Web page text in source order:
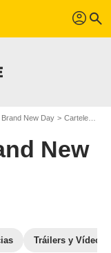
profil search
New Day Cartelera de Spider-Man: Brand New Day
New
Tráilers y Vídeos